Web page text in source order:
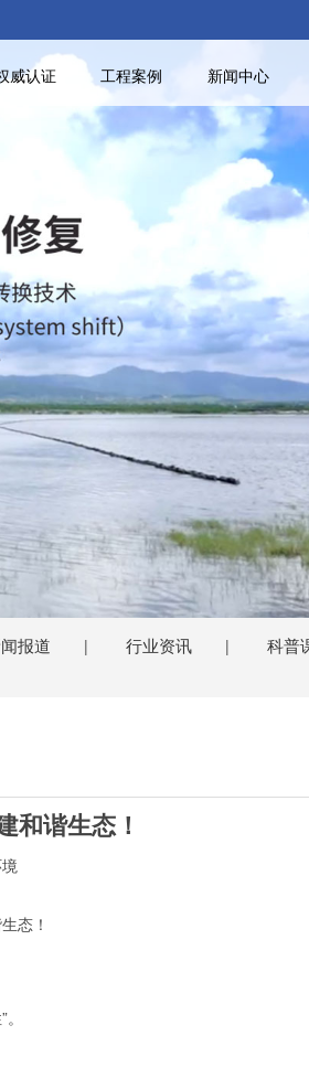
威认证 工程案例 新闻中心
报道 | 行业资讯 | 科普
和谐生态！